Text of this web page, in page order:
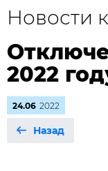
Новости
2022
24.06 2022
Назад